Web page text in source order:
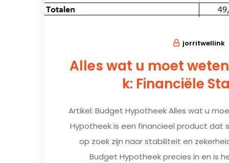
jorritwellink
Alles wat u moet
k: Financiële
Artikel: Budget Hypotheek Alles wat u
Hypotheek is een financieel product dat
op zoek zijn naar stabiliteit en
Budget Hypotheek precies in en is